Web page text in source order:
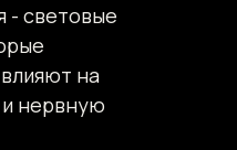
- световые
на
нервную